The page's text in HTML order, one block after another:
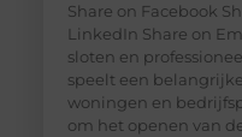
Share on Facebook
LinkedIn Share on
sloten en
speelt een
woningen en
om het openen van